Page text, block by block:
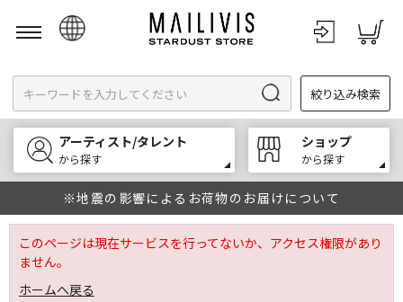
English
한국어
中文
絞り込み検索
アーティスト/タレント
から探す
ショップ
から探す
※地震の影響によるお荷物のお届けについて
このページは現在サービスを行ってないか、アクセス権限があり
ません。
ホームへ戻る